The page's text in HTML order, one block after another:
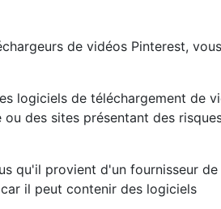
de vidéos Pinterest, vous
logiciels de téléchargement de
des sites présentant des
qu'il provient d'un fournisseur de
il peut contenir des logiciels